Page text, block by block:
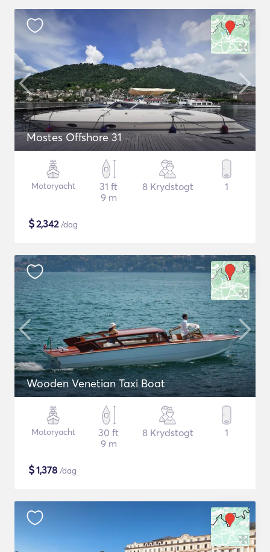
Mostes Offshore 31
Motoryacht
31 ft
9 m
8 Krydstogt 1
$2,342/dag
Wooden Venetian Taxi Boat
Motoryacht
30 ft
9 m
8 Krydstogt 1
$1,378 /dag